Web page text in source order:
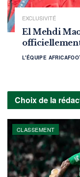
EXCLUSIVITÉ
El Mehdi
L'ÉQUIPE
Choix de la
CLASSEMENT